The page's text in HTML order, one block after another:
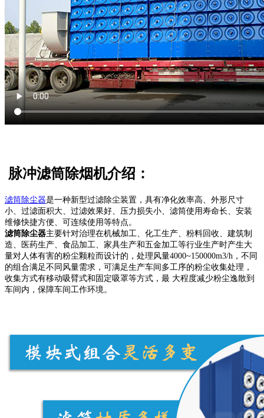
脉冲滤筒除烟机介绍：
滤筒除尘器是一种新型过滤除尘装置，具有净化效率高、外形尺寸
小、过滤面积大、过滤效果好、压力损失小、滤筒使用寿命长、安装
维修快捷方便、可连续使用等特点。
滤筒除尘器主要针对治理在机械加工、化工生产、粉料回收、建筑制
造、医药生产、食品加工、家具生产和五金加工等行业生产时产生大
量对人体有害的粉尘颗粒而设计的，处理风量4000~150000m3/h，不同
的组合满足不同风量需求，可满足生产车间多工序的粉尘收集处理，
收集方式有移动吸臂式和固定吸罩等方式，最 大程度减少粉尘逸散到
车间内，保障车间工作环境。